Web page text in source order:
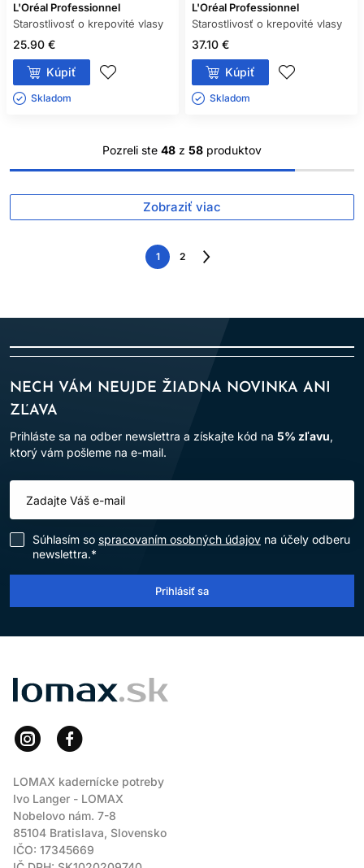
L'Oréal Professionnel
Starostlivosť o krepovité vlasy
25.90 €
Kúpiť
Skladom ㅤ
L'Oréal Professionnel
Starostlivosť o krepovité vlasy
37.10 €
Kúpiť
Skladom ㅤ
Pozreli ste 48 z 58 produktov
Zobraziť viac
1 2
Nasledujúca
NECH VÁM NEUJDE ŽIADNA NOVINKA ANI
ZĽAVA
Prihláste sa na odber newslettra a získajte kód na 5% zľavu,
ktorý vám pošleme na e-mail.
Súhlasím so spracovaním osobných údajov na účely odberu
newslettra.*
Prihlásiť sa
LOMAX
LOMAX kadernícke potreby
Ivo Langer - LOMAX
Nobelovo nám. 7-8
85104 Bratislava, Slovensko
IČO: 17345669